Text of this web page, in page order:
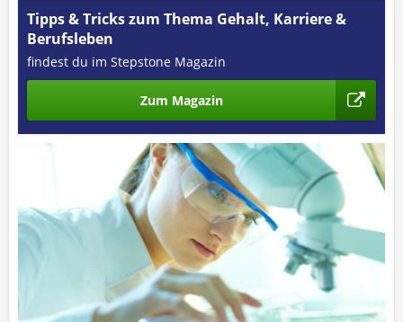
Tipps & Tricks zum Thema Gehalt, Karriere &
Berufsleben
findest du im Stepstone Magazin
Zum Magazin